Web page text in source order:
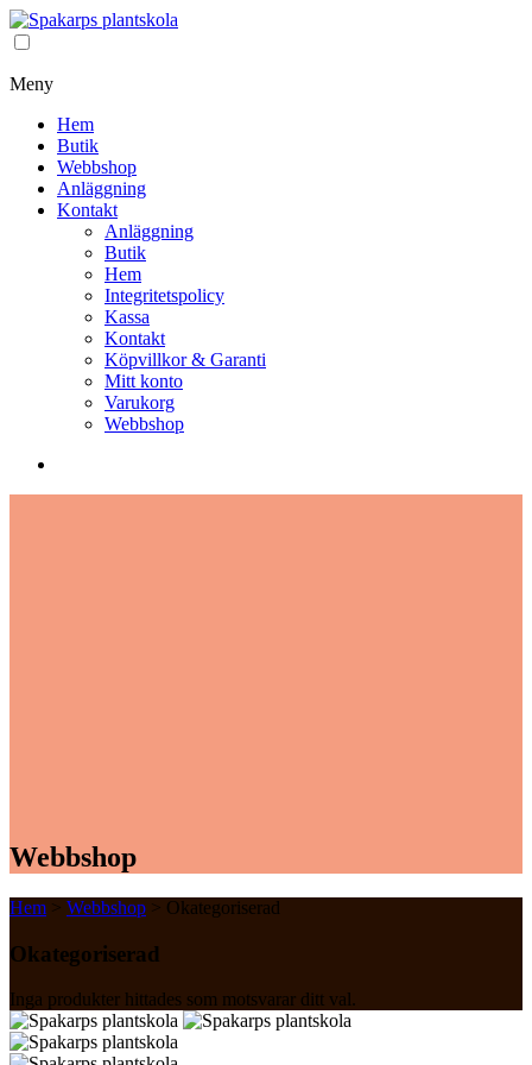
Meny
Hem
Butik
Webbshop
Anläggning
Kontakt
Anläggning
Butik
Hem
Integritetspolicy
Kassa
Kontakt
Köpvillkor & Garanti
Mitt konto
Varukorg
Webbshop
Webbshop
Hem > Webbshop > Okategoriserad
Okategoriserad
Inga produkter hittades som motsvarar ditt val.